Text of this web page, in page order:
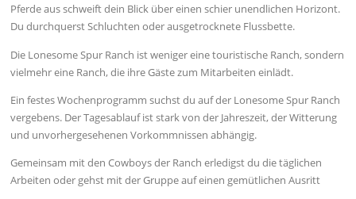
Pferde aus schweift dein Blick über einen schier unendlichen Horizont.
Du durchquerst Schluchten oder ausgetrocknete Flussbette.
Die Lonesome Spur Ranch ist weniger eine touristische Ranch, sondern
vielmehr eine Ranch, die ihre Gäste zum Mitarbeiten einlädt.
Ein festes Wochenprogramm suchst du auf der Lonesome Spur Ranch
vergebens. Der Tagesablauf ist stark von der Jahreszeit, der Witterung
und unvorhergesehenen Vorkommnissen abhängig.
Gemeinsam mit den Cowboys der Ranch erledigst du die täglichen
Arbeiten oder gehst mit der Gruppe auf einen gemütlichen Ausritt